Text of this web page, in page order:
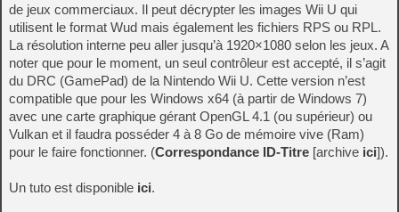
de jeux commerciaux. Il peut décrypter les images Wii U qui
utilisent le format Wud mais également les fichiers RPS ou RPL.
La résolution interne peu aller jusqu’à 1920×1080 selon les jeux. A
noter que pour le moment, un seul contrôleur est accepté, il s’agit
du DRC (GamePad) de la Nintendo Wii U. Cette version n’est
compatible que pour les Windows x64 (à partir de Windows 7)
avec une carte graphique gérant OpenGL 4.1 (ou supérieur) ou
Vulkan et il faudra posséder 4 à 8 Go de mémoire vive (Ram)
pour le faire fonctionner. (Correspondance ID-Titre [archive ici]).
Un tuto est disponible ici.